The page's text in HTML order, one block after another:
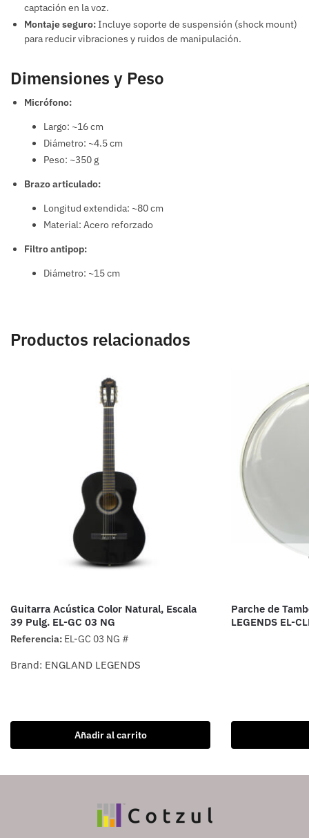
captación en la voz.
Montaje seguro:Incluye soporte de suspensión (shock mount)
para reducir vibraciones y ruidos de manipulación.
Dimensiones y Peso
Micrófono:
Largo: ~16 cm
Diámetro: ~4.5 cm
Peso: ~350 g
Brazo articulado:
Longitud extendida: ~80 cm
Material: Acero reforzado
Filtro antipop:
Diámetro: ~15 cm
Productos relacionados
Guitarra Acústica Color Natural, Escala
39 Pulg. EL-GC 03 NG
Referencia: EL-GC 03 NG #
Brand: ENGLAND LEGENDS
Añadir al carrito
Parche de
LEGENDS EL-